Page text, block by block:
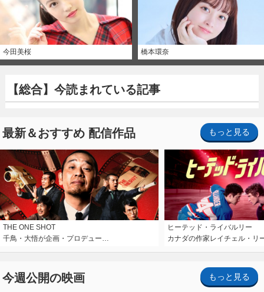
今田美桜 橋本環奈
【総合】今読まれている記事
最新＆おすすめ 配信作品 もっと見る
THE ONE SHOT
千鳥・大悟が企画・プロデュー…
ヒーテッド・ライバルリー
カナダの作家レイチェル・リ
今週公開の映画 もっと見る